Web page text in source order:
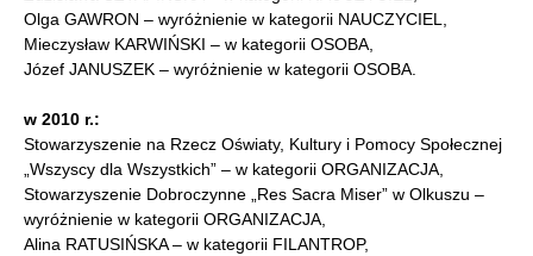
Olga GAWRON – wyróżnienie w kategorii NAUCZYCIEL,
Mieczysław KARWIŃSKI – w kategorii OSOBA,
Józef JANUSZEK – wyróżnienie w kategorii OSOBA.
w 2010 r.:
Stowarzyszenie na Rzecz Oświaty, Kultury i Pomocy Społecznej
„Wszyscy dla Wszystkich” – w kategorii ORGANIZACJA,
Stowarzyszenie Dobroczynne „Res Sacra Miser” w Olkuszu –
wyróżnienie w kategorii ORGANIZACJA,
Alina RATUSIŃSKA – w kategorii FILANTROP,